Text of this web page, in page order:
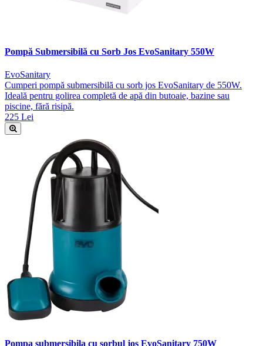
Pompă Submersibilă cu Sorb Jos EvoSanitary 550W
EvoSanitary
Cumperi pompă submersibilă cu sorb jos EvoSanitary de 550W.
Ideală pentru golirea completă de apă din butoaie, bazine sau
piscine, fără risipă.
225 Lei
Pompa submersibila cu sorbul jos EvoSanitary 750W